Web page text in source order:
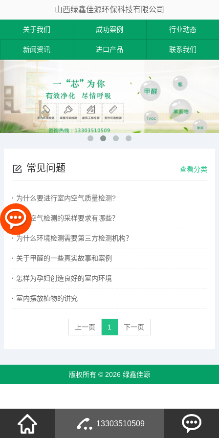
山西绿鑫佳源环保科技有限公司
关于我们 成功案例 行业动态
新闻资讯 进口产品 联系我们
常见问题 查看分类
为什么要进行室内空气质量检测?
室内空气检测的采样要求有哪些？
为什么环境检测需要第三方检测机构？
关于甲醛的一些真实故事和案例
怎样为孕妇创造良好的室内环境
室内摆放植物的讲究
上一页 1 下一页
版权所有 © 2026 绿鑫佳源
13303510509